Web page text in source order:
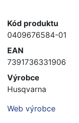
Kód produktu
0409676584-01
EAN
7391736331906
Výrobce
Husqvarna
Web výrobce